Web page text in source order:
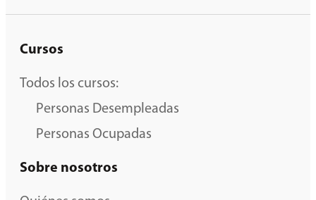
Cursos
Todos los cursos:
Personas Desempleadas
Personas Ocupadas
Sobre nosotros